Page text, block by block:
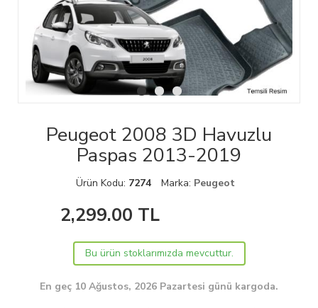
Peugeot 2008 3D Havuzlu
Paspas 2013-2019
Ürün Kodu: 7274 Marka: Peugeot
2,299.00 TL
Bu ürün stoklarımızda mevcuttur.
En geç 10 Ağustos, 2026 Pazartesi günü kargoda.